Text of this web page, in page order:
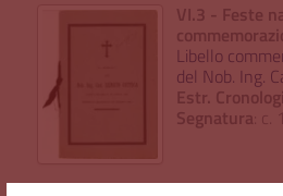
VI.3 - Feste
Libello
del Nob. Ing.
Estr.
Segnatura: c.